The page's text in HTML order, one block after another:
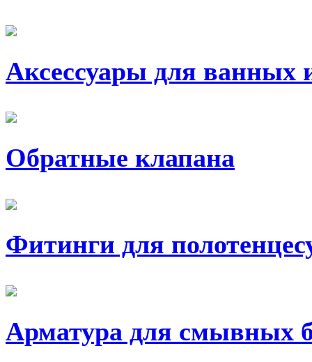
Аксессуары для ванных
Обратные клапана
Фитинги для
Арматура для смывных